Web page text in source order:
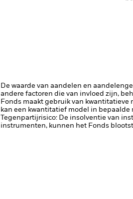
De waarde van aandelen en
andere factoren die van invloed zijn,
Fonds maakt gebruik van
kan een kwantitatief model in
Tegenpartijrisico: De insolventie van
instrumenten, kunnen het Fonds